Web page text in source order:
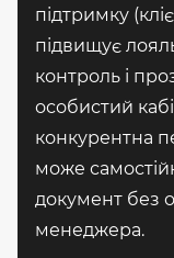
підтримку
підвищує
контроль і
особистий
конкурентна
може
документ без
менеджера.